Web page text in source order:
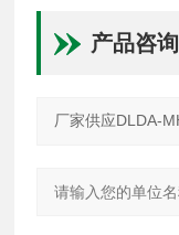
产品咨询